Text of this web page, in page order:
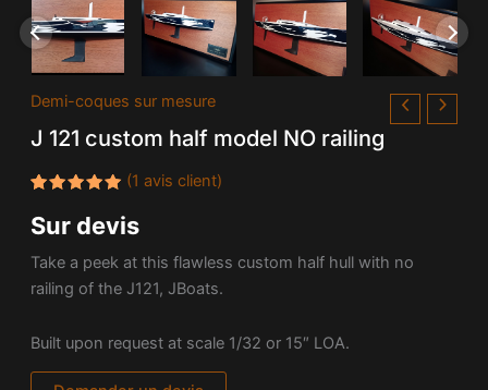
Demi-coques sur mesure
J 121 custom half model NO railing
sur 5
basé
notation
client
(1 avis client)
Sur devis
Take a peek at this flawless custom half hull with no
railing of the J121, JBoats.
Built upon request at scale 1/32 or 15″ LOA.